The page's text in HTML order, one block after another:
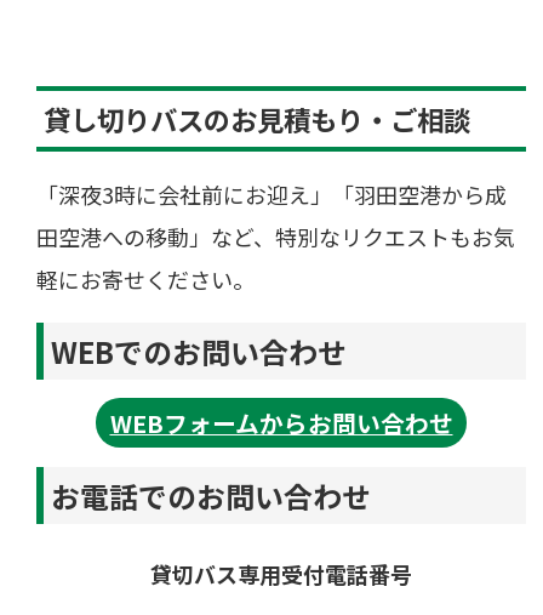
貸し切りバスのお見積もり・ご相談
「深夜3時に会社前にお迎え」「羽田空港から成
田空港への移動」など、特別なリクエストもお気
軽にお寄せください。
WEBでのお問い合わせ
WEBフォームからお問い合わせ
お電話でのお問い合わせ
貸切バス専用受付電話番号